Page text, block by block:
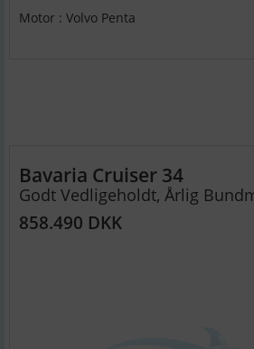
Motor : Volvo Penta
Bavaria Cruiser 34
Godt Vedligeholdt, Årlig
858.490 DKK